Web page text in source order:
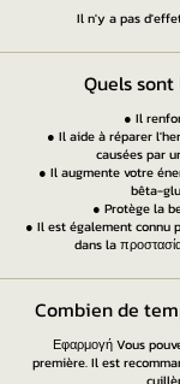
Il n'y a pas
Quels
● Il
● Il aide à réparer
causées par
● Il augmente votre
bêta-
● Protège la
● Il est également connu
dans la
Combien de
Εφαρμογή Vous
première. Il est